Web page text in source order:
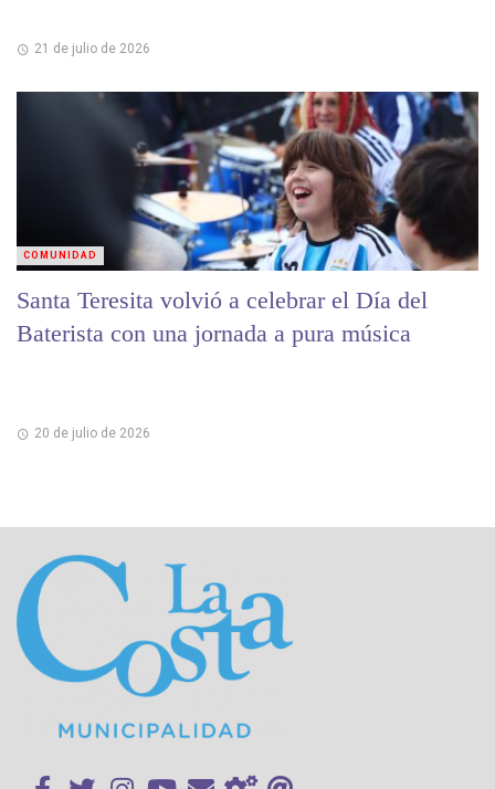
21 de julio de 2026
Santa Teresita volvió a celebrar el Día del
Baterista con una jornada a pura música
20 de julio de 2026
COMUNIDAD